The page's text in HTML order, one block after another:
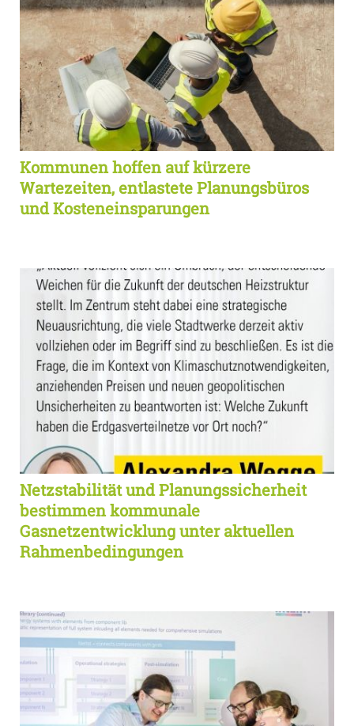
Kommunen hoffen auf kürzere
Wartezeiten, entlastete Planungsbüros
und Kosteneinsparungen
Netzstabilität und Planungssicherheit
bestimmen kommunale
Gasnetzentwicklung unter aktuellen
Rahmenbedingungen